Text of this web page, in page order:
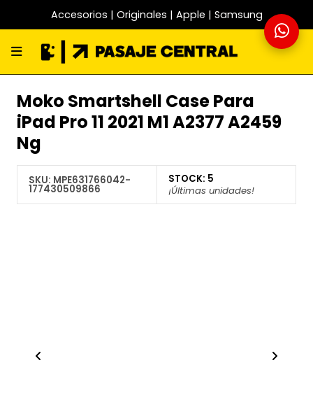
Accesorios | Originales | Apple | Samsung
Moko Smartshell Case Para
iPad Pro 11 2021 M1 A2377 A2459
Ng
SKU: MPE631766042-
177430509866
STOCK: 5
¡Últimas unidades!